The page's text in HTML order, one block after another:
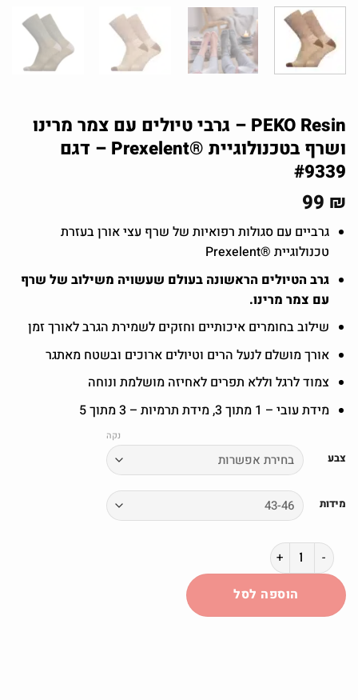
PEKO Resin – גרבי טיולים עם צמר מרינו
ושרף בטכנולוגיית ®Prexelent – דגם
#9339
99 ₪
גרביים עם סגולות רפואיות של שרף עצי אורן בעזרת
טכנולוגיית ®Prexelent
גרב הטיולים הראשונה בעולם שעשויה משילוב של שרף
עם צמר מרינו.
שילוב בחומרים איכותיים וחזקים לשמירת הגרב לאורך זמן
אורך מושלם לנעל הרים וטיולים ארוכים ובשטח מאתגר
צמוד לרגל וללא תפרים לאחיזה מושלמת ונוחה
מידת עובי – 1 מתוך 3, מידת תרמיות – 3 מתוך 5
צבע
מידות
נקה
כמות של PEKO Resin - גרבי טיולים עם צמר מרינו ושרף בטכנולוגיית ®Prexelent - דגם #9339
הוספה לסל